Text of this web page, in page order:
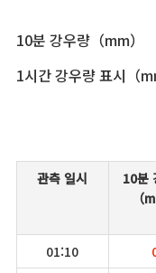
10분 강우량（mm）
1시간 강우량 표시（
관측 일시
10분
（
01:10